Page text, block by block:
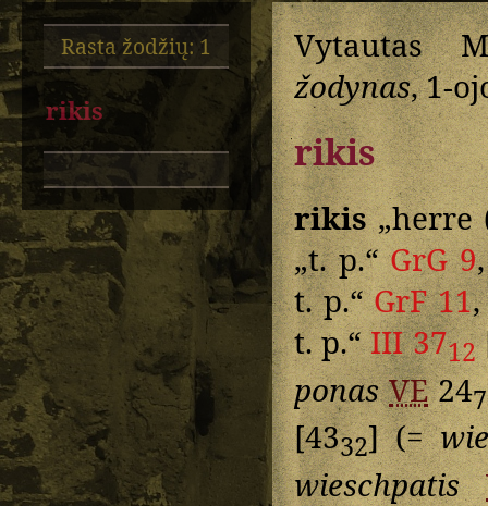
Rasta žodžių: 1
rikis
Vytautas
žodynas, 1-
rikis
rikis„herre
„t. p.“GrG 9
t. p.“GrF 11
t. p.“III 3712
ponas VE247
[4332] (=
wieschpatis